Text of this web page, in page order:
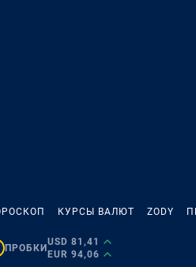
КУРСЫ ВАЛЮТ ZODY
ПРОБКИ
USD 81,41
EUR 94,06